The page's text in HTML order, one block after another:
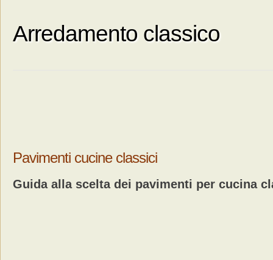
Arredamento classico
Pavimenti cucine classici
Guida alla scelta dei pavimenti per cucina